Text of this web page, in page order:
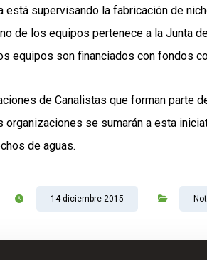
está supervisando la fabricación de
de los equipos pertenece a la Junta
equipos son financiados con fondos
de Canalistas que forman parte
organizaciones se sumarán a esta
de aguas.
14 diciembre 2015